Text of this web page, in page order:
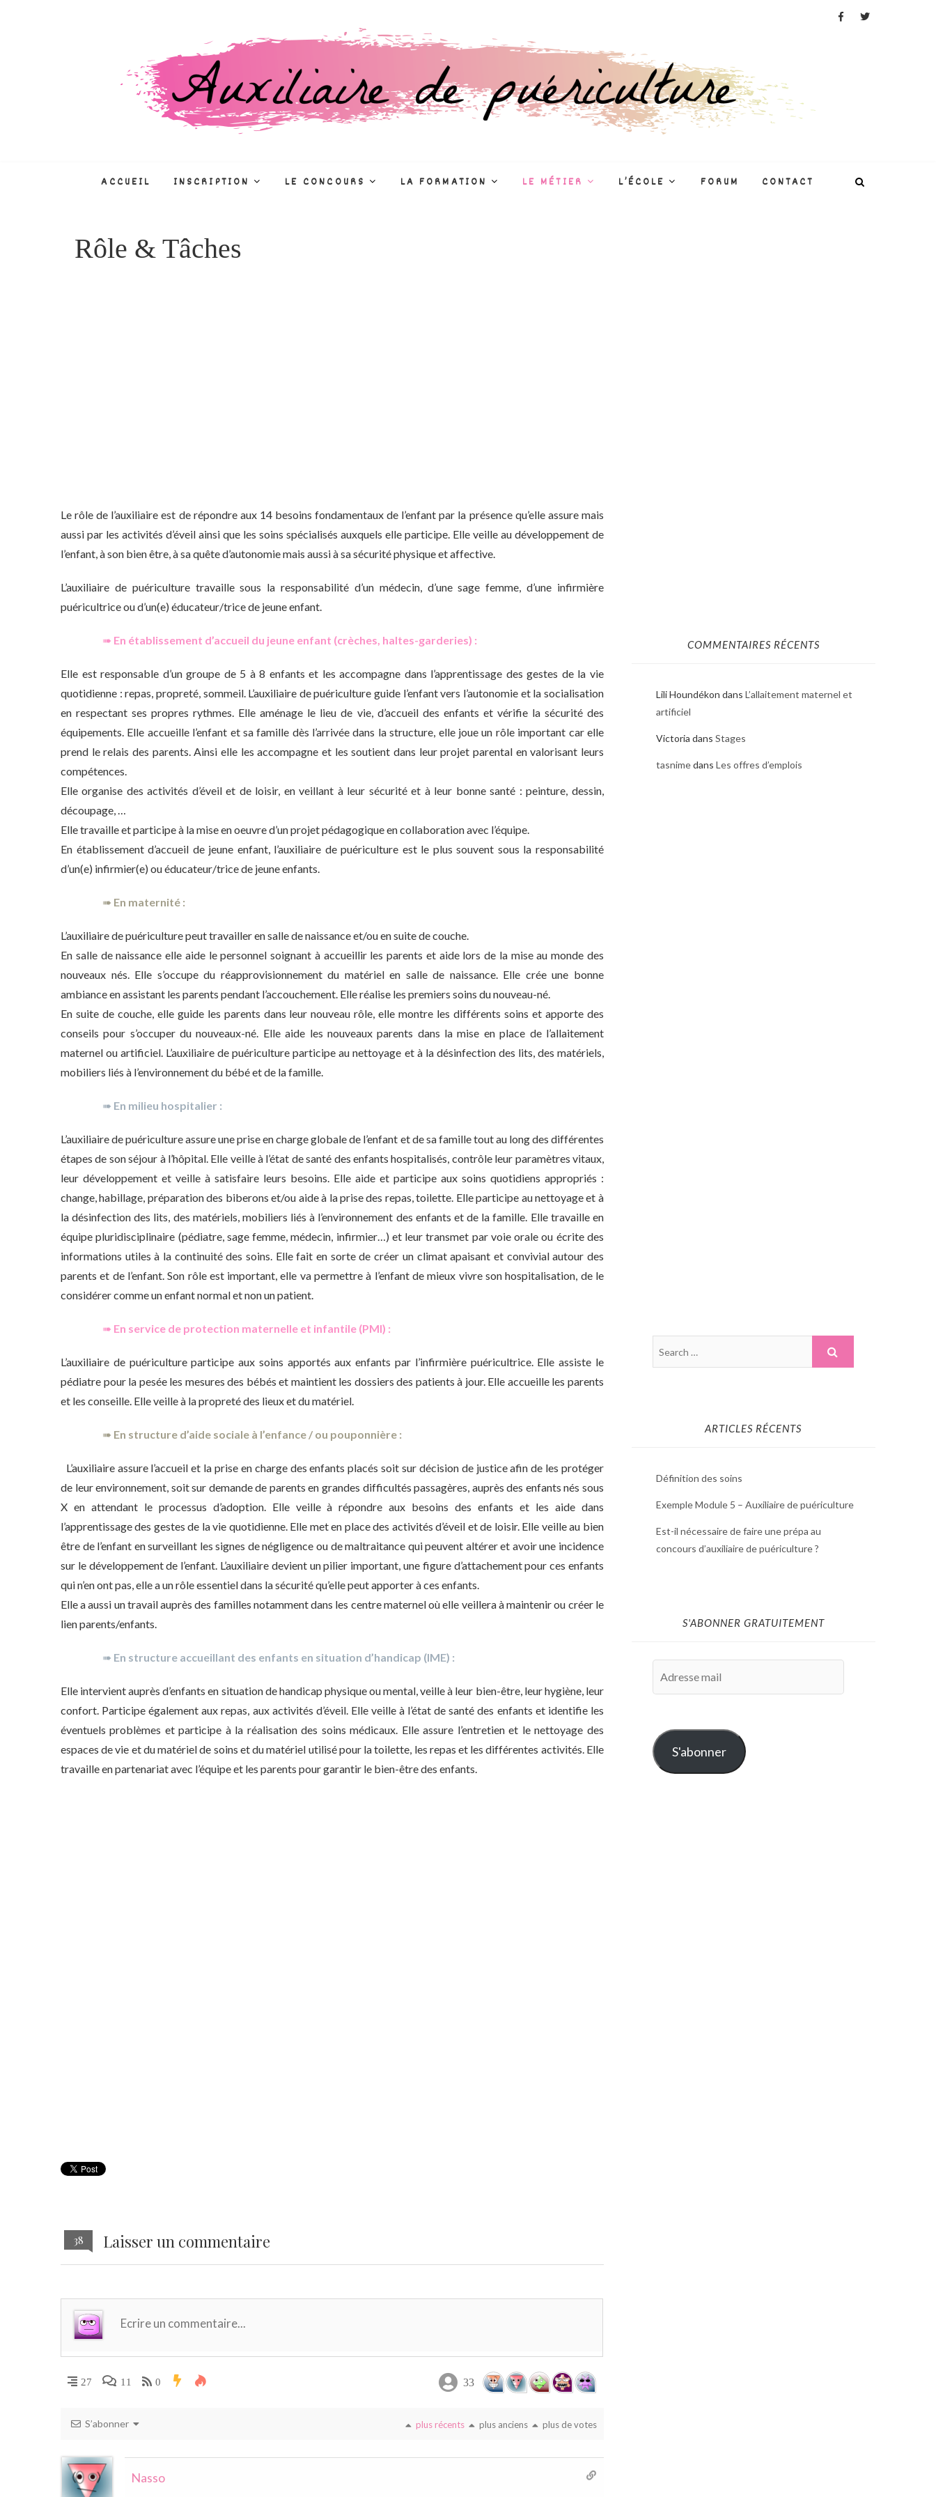
ACCUEIL INSCRIPTION LE CONCOURS LA FORMATION LE MÉTIER L’ÉCOLE FORUM CONTACT
Rôle & Tâches
Le rôle de l’auxiliaire est de répondre aux 14 besoins fondamentaux de l’enfant par la présence qu’elle assure mais
aussi par les activités d’éveil ainsi que les soins spécialisés auxquels elle participe. Elle veille au développement de
l’enfant, à son bien être, à sa quête d’autonomie mais aussi à sa sécurité physique et affective.
L’auxiliaire de puériculture travaille sous la responsabilité d’un médecin, d’une sage femme, d’une infirmière
puéricultrice ou d’un(e) éducateur/trice de jeune enfant.
➠ En établissement d’accueil du jeune enfant (crèches, haltes-garderies) :
Elle est responsable d’un groupe de 5 à 8 enfants et les accompagne dans l’apprentissage des gestes de la vie
quotidienne : repas, propreté, sommeil. L’auxiliaire de puériculture guide l’enfant vers l’autonomie et la socialisation
en respectant ses propres rythmes. Elle aménage le lieu de vie, d’accueil des enfants et vérifie la sécurité des
équipements. Elle accueille l’enfant et sa famille dès l’arrivée dans la structure, elle joue un rôle important car elle
prend le relais des parents. Ainsi elle les accompagne et les soutient dans leur projet parental en valorisant leurs
compétences.
Elle organise des activités d’éveil et de loisir, en veillant à leur sécurité et à leur bonne santé : peinture, dessin,
découpage, …
Elle travaille et participe à la mise en oeuvre d’un projet pédagogique en collaboration avec l’équipe.
En établissement d’accueil de jeune enfant, l’auxiliaire de puériculture est le plus souvent sous la responsabilité
d’un(e) infirmier(e) ou éducateur/trice de jeune enfants.
➠ En maternité :
L’auxiliaire de puériculture peut travailler en salle de naissance et/ou en suite de couche.
En salle de naissance elle aide le personnel soignant à accueillir les parents et aide lors de la mise au monde des
nouveaux nés. Elle s’occupe du réapprovisionnement du matériel en salle de naissance. Elle crée une bonne
ambiance en assistant les parents pendant l’accouchement. Elle réalise les premiers soins du nouveau-né.
En suite de couche, elle guide les parents dans leur nouveau rôle, elle montre les différents soins et apporte des
conseils pour s’occuper du nouveaux-né. Elle aide les nouveaux parents dans la mise en place de l’allaitement
maternel ou artificiel. L’auxiliaire de puériculture participe au nettoyage et à la désinfection des lits, des matériels,
mobiliers liés à l’environnement du bébé et de la famille.
➠ En milieu hospitalier :
L’auxiliaire de puériculture assure une prise en charge globale de l’enfant et de sa famille tout au long des différentes
étapes de son séjour à l’hôpital. Elle veille à l’état de santé des enfants hospitalisés, contrôle leur paramètres vitaux,
leur développement et veille à satisfaire leurs besoins. Elle aide et participe aux soins quotidiens appropriés :
change, habillage, préparation des biberons et/ou aide à la prise des repas, toilette. Elle participe au nettoyage et à
la désinfection des lits, des matériels, mobiliers liés à l’environnement des enfants et de la famille. Elle travaille en
équipe pluridisciplinaire (pédiatre, sage femme, médecin, infirmier…) et leur transmet par voie orale ou écrite des
informations utiles à la continuité des soins. Elle fait en sorte de créer un climat apaisant et convivial autour des
parents et de l’enfant. Son rôle est important, elle va permettre à l’enfant de mieux vivre son hospitalisation, de le
considérer comme un enfant normal et non un patient.
➠ En service de protection maternelle et infantile (PMI) :
L’auxiliaire de puériculture participe aux soins apportés aux enfants par l’infirmière puéricultrice. Elle assiste le
pédiatre pour la pesée les mesures des bébés et maintient les dossiers des patients à jour. Elle accueille les parents
et les conseille. Elle veille à la propreté des lieux et du matériel.
➠ En structure d’aide sociale à l’enfance / ou pouponnière :
L’auxiliaire assure l’accueil et la prise en charge des enfants placés soit sur décision de justice afin de les protéger
de leur environnement, soit sur demande de parents en grandes difficultés passagères, auprès des enfants nés sous
X en attendant le processus d’adoption. Elle veille à répondre aux besoins des enfants et les aide dans
l’apprentissage des gestes de la vie quotidienne. Elle met en place des activités d’éveil et de loisir. Elle veille au bien
être de l’enfant en surveillant les signes de négligence ou de maltraitance qui peuvent altérer et avoir une incidence
sur le développement de l’enfant. L’auxiliaire devient un pilier important, une figure d’attachement pour ces enfants
qui n’en ont pas, elle a un rôle essentiel dans la sécurité qu’elle peut apporter à ces enfants.
Elle a aussi un travail auprès des familles notamment dans les centre maternel où elle veillera à maintenir ou créer le
lien parents/enfants.
➠ En structure accueillant des enfants en situation d’handicap (IME) :
Elle intervient auprès d’enfants en situation de handicap physique ou mental, veille à leur bien-être, leur hygiène, leur
confort. Participe également aux repas, aux activités d’éveil. Elle veille à l’état de santé des enfants et identifie les
éventuels problèmes et participe à la réalisation des soins médicaux. Elle assure l’entretien et le nettoyage des
espaces de vie et du matériel de soins et du matériel utilisé pour la toilette, les repas et les différentes activités. Elle
travaille en partenariat avec l’équipe et les parents pour garantir le bien-être des enfants.
38 Laisser un commentaire
27 11 0 33
S’abonner plus récents plus anciens plus de votes
Nasso
COMMENTAIRES RÉCENTS
Lili Houndékon dans L’allaitement maternel et
artificiel
Victoria dans Stages
tasnimedans Les offres d’emplois
ARTICLES RÉCENTS
Définition des soins
Exemple Module 5 – Auxiliaire de puériculture
Est-il nécessaire de faire une prépa au
concours d’auxiliaire de puériculture ?
S'ABONNER GRATUITEMENT
S'abonner